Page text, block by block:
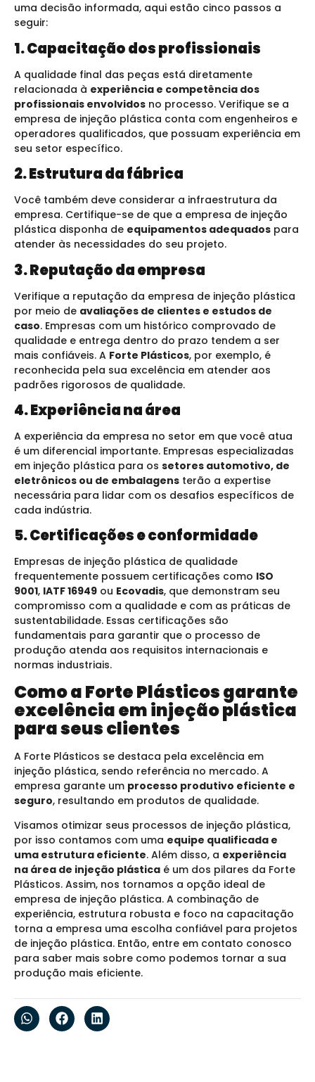
uma decisão informada, aqui estão cinco passos a
seguir:
1. Capacitação dos profissionais
A qualidade final das peças está diretamente
relacionada à experiência e competência dos
profissionais envolvidos no processo. Verifique se a
empresa de injeção plástica conta com engenheiros e
operadores qualificados, que possuam experiência em
seu setor específico.
2. Estrutura da fábrica
Você também deve considerar a infraestrutura da
empresa. Certifique-se de que a empresa de injeção
plástica disponha de equipamentos adequados para
atender às necessidades do seu projeto.
3. Reputação da empresa
Verifique a reputação da empresa de injeção plástica
por meio de avaliações de clientes e estudos de
caso. Empresas com um histórico comprovado de
qualidade e entrega dentro do prazo tendem a ser
mais confiáveis. A Forte Plásticos, por exemplo, é
reconhecida pela sua excelência em atender aos
padrões rigorosos de qualidade.
4. Experiência na área
A experiência da empresa no setor em que você atua
é um diferencial importante. Empresas especializadas
em injeção plástica para os setores automotivo, de
eletrônicos ou de embalagens terão a expertise
necessária para lidar com os desafios específicos de
cada indústria.
5. Certificações e conformidade
Empresas de injeção plástica de qualidade
frequentemente possuem certificações como ISO
9001, IATF 16949 ou Ecovadis, que demonstram seu
compromisso com a qualidade e com as práticas de
sustentabilidade. Essas certificações são
fundamentais para garantir que o processo de
produção atenda aos requisitos internacionais e
normas industriais.
Como a Forte Plásticos garante
excelência em injeção plástica
para seus clientes
A Forte Plásticos se destaca pela excelência em
injeção plástica, sendo referência no mercado. A
empresa garante um processo produtivo eficiente e
seguro, resultando em produtos de qualidade.
Visamos otimizar seus processos de injeção plástica,
por isso contamos com uma equipe qualificada e
uma estrutura eficiente. Além disso, a experiência
na área de injeção plástica é um dos pilares da Forte
Plásticos. Assim, nos tornamos a opção ideal de
empresa de injeção plástica. A combinação de
experiência, estrutura robusta e foco na capacitação
torna a empresa uma escolha confiável para projetos
de injeção plástica. Então, entre em contato conosco
para saber mais sobre como podemos tornar a sua
produção mais eficiente.